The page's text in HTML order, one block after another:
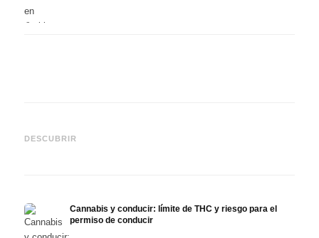
DESCUBRIR
automedición y lo que
Cannabis y conducir: límite de THC y riesgo para el
permiso de conducir